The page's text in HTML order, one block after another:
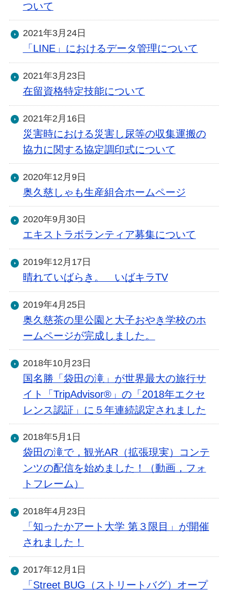
ついて
2021年3月24日
「LINE」におけるデータ管理について
2021年3月23日
在留資格特定技能について
2021年2月16日
災害時における災害し尿等の収集運搬の
協力に関する協定調印式について
2020年12月9日
奥久慈しゃも生産組合ホームページ
2020年9月30日
エキストラボランティア募集について
2019年12月17日
晴れていばらき。 いばキラTV
2019年4月25日
奥久慈茶の里公園と大子おやき学校のホ
ームページが完成しました。
2018年10月23日
国名勝「袋田の滝」が世界最大の旅行サ
イト「TripAdvisor®」の「2018年エクセ
レンス認証」に５年連続認定されました
2018年5月1日
袋田の滝で，観光AR（拡張現実）コンテ
ンツの配信を始めました！（動画，フォ
トフレーム）
2018年4月23日
「知ったかアート大学 第３限目」が開催
されました！
2017年12月1日
「Street BUG（ストリートバグ）オープ